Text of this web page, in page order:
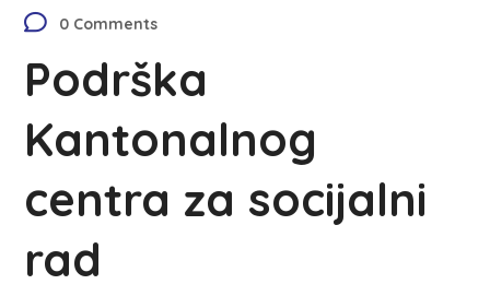
0 Comments
Podrška
Kantonalnog
centra za socijalni
rad